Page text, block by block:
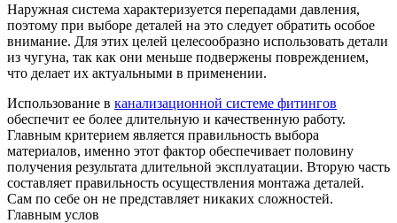
Наружная система характеризуется перепадами давления,
поэтому при выборе деталей на это следует обратить особое
внимание. Для этих целей целесообразно использовать детали
из чугуна, так как они меньше подвержены повреждением,
что делает их актуальными в применении.
Использование в канализационной системе фитингов
обеспечит ее более длительную и качественную работу.
Главным критерием является правильность выбора
материалов, именно этот фактор обеспечивает половину
получения результата длительной эксплуатации. Вторую часть
составляет правильность осуществления монтажа деталей.
Сам по себе он не представляет никаких сложностей.
Главным услов